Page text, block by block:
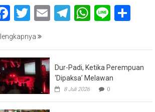
Facebook
Twitter
EmailTelegram
WhatsApp
Line
Dur-Padi, Ketika Perempuan
‘Dipaksa’ Melawan
8 Juli 2026 0